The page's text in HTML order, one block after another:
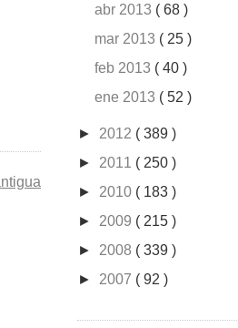
abr 2013 ( 68 )
mar 2013 ( 25 )
feb 2013 ( 40 )
ene 2013 ( 52 )
► 2012 ( 389 )
► 2011 ( 250 )
► 2010 ( 183 )
► 2009 ( 215 )
► 2008 ( 339 )
► 2007 ( 92 )